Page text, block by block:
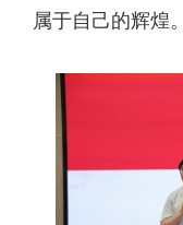
属于自己的辉煌。